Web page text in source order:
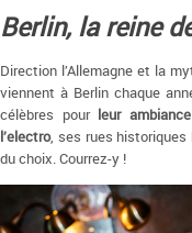
Berlin, la reine
Direction l’Allemagne et la
viennent à Berlin chaque
célèbres pour leur
l’electro, ses rues historiques
du choix. Courrez-y !